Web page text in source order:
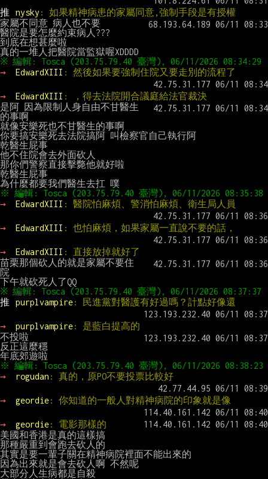
推 nysky : 如果精神病患的家屬同意,強制手段是有授權
家屬不同意 病人也不要
醫院是要怎麼約束病人???
到底在想甚麼啦
→
EdwardXIII : 然後如果要強制住院又要走別的流程了
→ EdwardXIII : ，得去法院開合議庭給法官裁決
是阿 因為限制人身自由不甘醫生
的事啊
就像安樂死也不甘醫生的事啊
你要搞安樂死去法院搞阿 叫檢察官自己執行阿
乾醫生屁事
他不住院會去外面砍人
那你們警察直接擊斃他就好啦
乾醫生屁事
→
EdwardXIII : 醫院怕麻煩、警消怕麻煩、衛生局人員
→ EdwardXIII : 也怕麻煩，如果家屬一直說不要的話，
→ EdwardXIII : 直接放掉就好了
苗栗那個砍人的就是家屬不要住
院
推
purplvampire: 民進黨對醫護有好過嗎？計點好像還
→ purplvampire: 是藍白提高的
不投啦
反正這麼穩
→
rogudan : 真的，原PO不要投票比較好
→ geordie: 你知道的一般人對精神病院的印象就是像
→ geordie: 電影那樣的
美國和香港是真的這樣搞
那種嚴重到會跑去砍人的
其實是要一輩子關在精神病院裡面不能出來的
因為出來就是會去砍人啊 不然呢
大部分人生病都是自殺